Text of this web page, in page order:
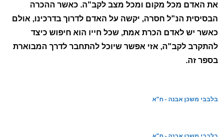
את האדם מכל מקום ומכל מצב לקב"ה. כאשר ההכרה
הבסיסית הנ"ל חסרה, יקשה על האדם לדרוך בדרכינו, אולם
כאשר יש לאדם הכרת אמת, שכל חייו הוא חיפוש כיצד
להתקרב לקב"ה, אזי אפשר שיוכל להתחבר לדרך המבוארת
בספר זה.
בלבבי משכן אבנה - ח"א